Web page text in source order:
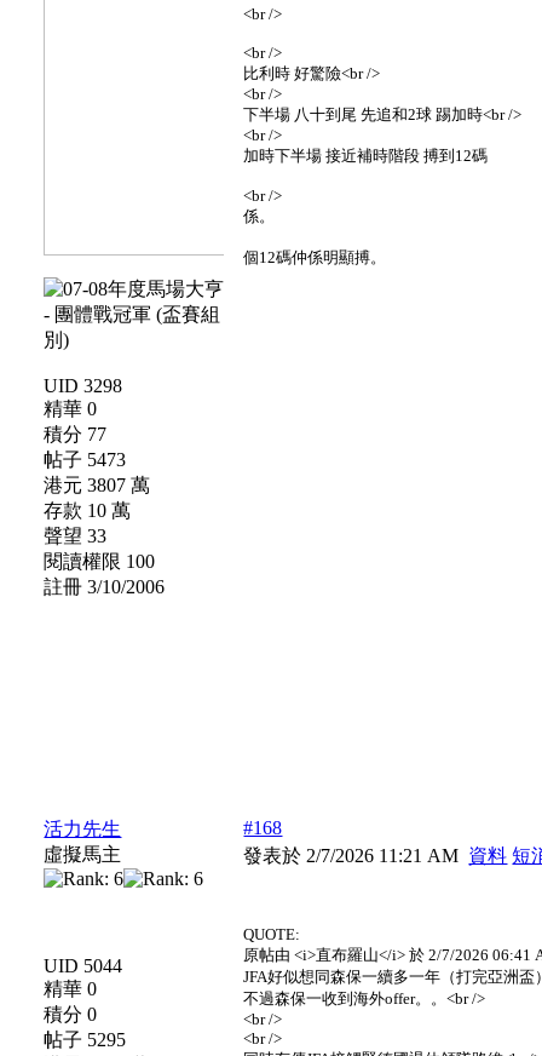
UID 3298
精華 0
積分 77
帖子 5473
港元 3807 萬
存款 10 萬
聲望 33
閱讀權限 100
註冊 3/10/2006
<br />
<br />
比利時 好驚險<br />
<br />
下半場 八十到尾 先追和2球 踢加時<br />
<br />
加時下半場 接近補時階段 搏到12碼
<br />
係。
個12碼仲係明顯搏。
活力先生
虛擬馬主
UID 5044
精華 0
積分 0
帖子 5295
#168
發表於 2/7/2026 11:21 AM 資料 短
QUOTE:
原帖由 <i>直布羅山</i> 於 2/7/2026 06:41
JFA好似想同森保一續多一年（打完亞洲盃
不過森保一收到海外offer。。<br />
<br />
<br />